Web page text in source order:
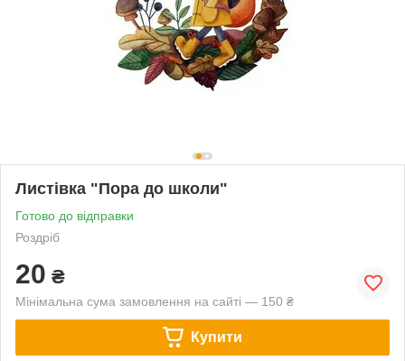
Листівка "Пора до школи"
Готово до відправки
Роздріб
20 ₴
Мінімальна сума замовлення на сайті — 150 ₴
Купити